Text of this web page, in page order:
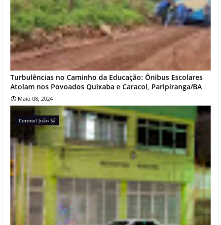
Turbulências no Caminho da Educação: Ônibus Escolares
Atolam nos Povoados Quixaba e Caracol, Paripiranga/BA
Maio 08, 2024
Coronel João Sá